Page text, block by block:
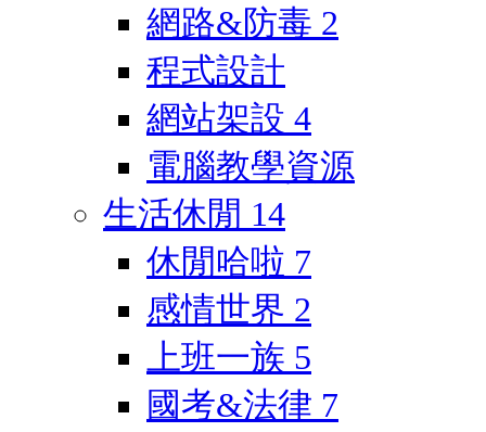
網路&防毒 2
程式設計
網站架設 4
電腦教學資源
生活休閒 14
休閒哈啦 7
感情世界 2
上班一族 5
國考&法律 7